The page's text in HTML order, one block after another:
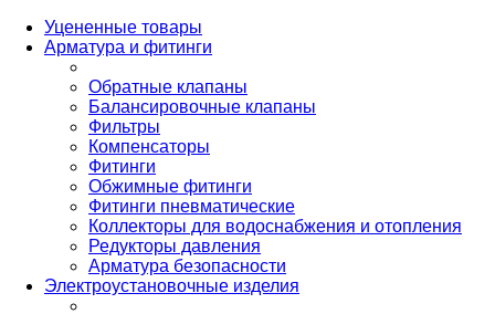
Уцененные товары
Арматура и фитинги
Обратные клапаны
Балансировочные клапаны
Фильтры
Компенсаторы
Фитинги
Обжимные фитинги
Фитинги пневматические
Коллекторы для водоснабжения и отопления
Редукторы давления
Арматура безопасности
Электроустановочные изделия